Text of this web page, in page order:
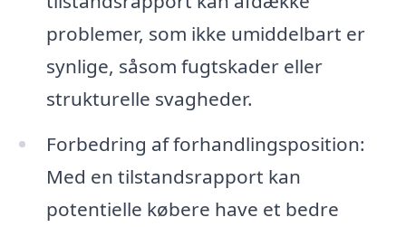
problemer, som ikke umiddelbart er
synlige, såsom fugtskader eller
strukturelle svagheder.
Forbedring af forhandlingsposition:
Med en tilstandsrapport kan
potentielle købere have et bedre